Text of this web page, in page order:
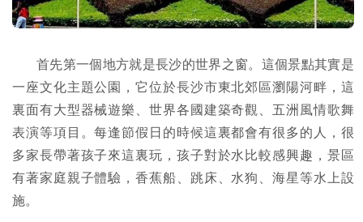
首先第一個地方就是長沙的世界之窗。這個景點其實是
一座文化主題公園，它位於長沙市東北郊區瀏陽河畔，這
裏面有大型器械遊樂、世界各國建築奇觀、五洲風情歌舞
表演等項目。每逢節假日的時候這裏都會有很多的人，很
多家長帶著孩子來這裏玩，孩子對於水比較感興趣，景區
有著家庭親子體驗，香蕉船、跳床、水狗、海星等水上設
施。